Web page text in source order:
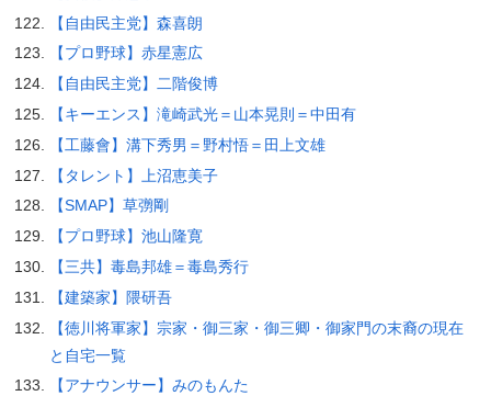
【自由民主党】森喜朗
【プロ野球】赤星憲広
【自由民主党】二階俊博
【キーエンス】滝崎武光＝山本晃則＝中田有
【工藤會】溝下秀男＝野村悟＝田上文雄
【タレント】上沼恵美子
【SMAP】草彅剛
【プロ野球】池山隆寛
【三共】毒島邦雄＝毒島秀行
【建築家】隈研吾
【徳川将軍家】宗家・御三家・御三卿・御家門の末裔の現在
と自宅一覧
【アナウンサー】みのもんた